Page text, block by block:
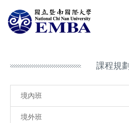
到
主
課程規劃
境內班
境外班